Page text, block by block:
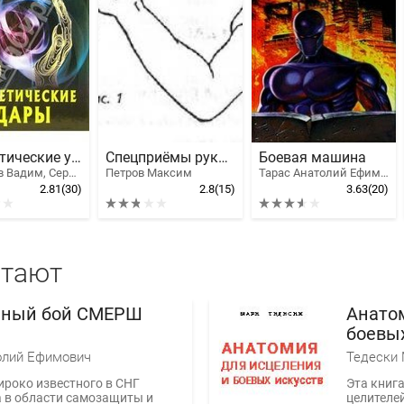
Энергетические удары
Уфимцев Вадим, Серебрянский Юрий Анатольевич
2.81(30)
Спецприёмы рукопашного боя. Практическое пособие
Петров Максим
2.8(15)
Боевая машина
Тарас Анатолий Ефимович
3.63(20)
бой СМЕРШ
Ефимович
известного в СНГ
в области самозащиты и
Тедески
Эта